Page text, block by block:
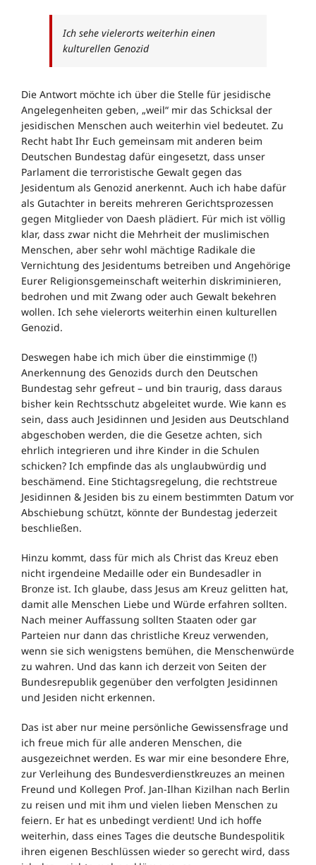
Ich sehe vielerorts weiterhin einen
kulturellen Genozid
Die Antwort möchte ich über die Stelle für jesidische
Angelegenheiten geben, „weil“ mir das Schicksal der
jesidischen Menschen auch weiterhin viel bedeutet. Zu
Recht habt Ihr Euch gemeinsam mit anderen beim
Deutschen Bundestag dafür eingesetzt, dass unser
Parlament die terroristische Gewalt gegen das
Jesidentum als Genozid anerkennt. Auch ich habe dafür
als Gutachter in bereits mehreren Gerichtsprozessen
gegen Mitglieder von Daesh plädiert. Für mich ist völlig
klar, dass zwar nicht die Mehrheit der muslimischen
Menschen, aber sehr wohl mächtige Radikale die
Vernichtung des Jesidentums betreiben und Angehörige
Eurer Religionsgemeinschaft weiterhin diskriminieren,
bedrohen und mit Zwang oder auch Gewalt bekehren
wollen. Ich sehe vielerorts weiterhin einen kulturellen
Genozid.
Deswegen habe ich mich über die einstimmige (!)
Anerkennung des Genozids durch den Deutschen
Bundestag sehr gefreut – und bin traurig, dass daraus
bisher kein Rechtsschutz abgeleitet wurde. Wie kann es
sein, dass auch Jesidinnen und Jesiden aus Deutschland
abgeschoben werden, die die Gesetze achten, sich
ehrlich integrieren und ihre Kinder in die Schulen
schicken? Ich empfinde das als unglaubwürdig und
beschämend. Eine Stichtagsregelung, die rechtstreue
Jesidinnen & Jesiden bis zu einem bestimmten Datum vor
Abschiebung schützt, könnte der Bundestag jederzeit
beschließen.
Hinzu kommt, dass für mich als Christ das Kreuz eben
nicht irgendeine Medaille oder ein Bundesadler in
Bronze ist. Ich glaube, dass Jesus am Kreuz gelitten hat,
damit alle Menschen Liebe und Würde erfahren sollten.
Nach meiner Auffassung sollten Staaten oder gar
Parteien nur dann das christliche Kreuz verwenden,
wenn sie sich wenigstens bemühen, die Menschenwürde
zu wahren. Und das kann ich derzeit von Seiten der
Bundesrepublik gegenüber den verfolgten Jesidinnen
und Jesiden nicht erkennen.
Das ist aber nur meine persönliche Gewissensfrage und
ich freue mich für alle anderen Menschen, die
ausgezeichnet werden. Es war mir eine besondere Ehre,
zur Verleihung des Bundesverdienstkreuzes an meinen
Freund und Kollegen Prof. Jan-Ilhan Kizilhan nach Berlin
zu reisen und mit ihm und vielen lieben Menschen zu
feiern. Er hat es unbedingt verdient! Und ich hoffe
weiterhin, dass eines Tages die deutsche Bundespolitik
ihren eigenen Beschlüssen wieder so gerecht wird, dass